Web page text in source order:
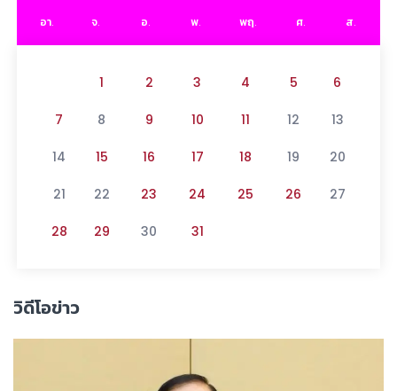
อา. จ. อ. พ. พฤ. ศ. ส.
1 2 3 4 5 6
7 8 9 10 11 12 13
14 15 16 17 18 19 20
21 22 23 24 25 26 27
28 29 30 31
วิดีโอข่าว